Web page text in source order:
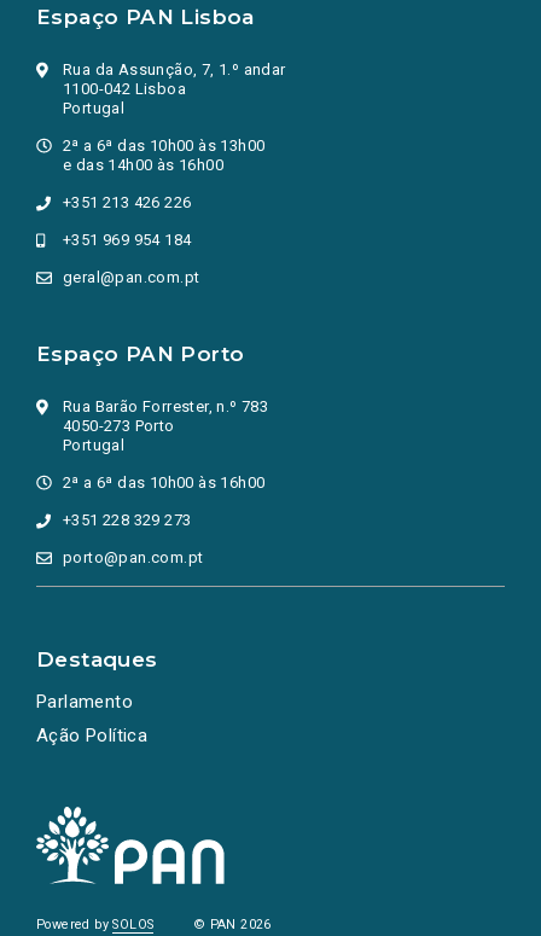
Espaço PAN Lisboa
Rua da Assunção, 7, 1.º andar
1100-042 Lisboa
Portugal
2ª a 6ª das 10h00 às 13h00
e das 14h00 às 16h00
+351 213 426 226
+351 969 954 184
geral@pan.com.pt
Espaço PAN Porto
Rua Barão Forrester, n.º 783
4050-273 Porto
Portugal
2ª a 6ª das 10h00 às 16h00
+351 228 329 273
porto@pan.com.pt
Destaques
Parlamento
Ação Política
Powered bySOLOS © PAN 2026